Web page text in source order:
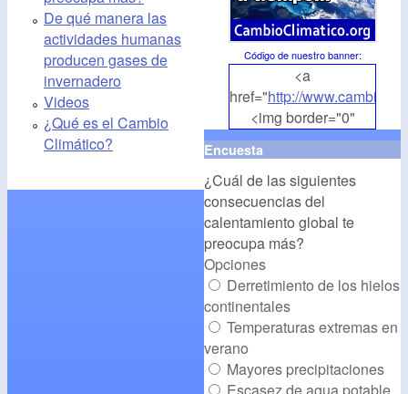
De qué manera las
actividades humanas
producen gases de
invernadero
Videos
¿Qué es el Cambio
Climático?
Código de nuestro banner:
<a
href="http://
<img border="0"
align="middle"
src="http://
alt="CambioClimatico.org"
/></a>
Encuesta
¿Cuál de las siguientes
consecuencias del
calentamiento global te
preocupa más?
Opciones
Derretimiento de los hielos
continentales
Temperaturas extremas en
verano
Mayores precipitaciones
Escasez de agua potable